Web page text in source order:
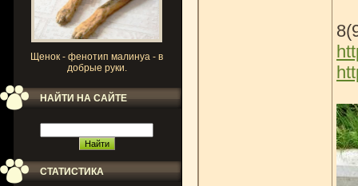
Щенок - фенотип малинуа - в
добрые руки.
НАЙТИ НА САЙТЕ
СТАТИСТИКА